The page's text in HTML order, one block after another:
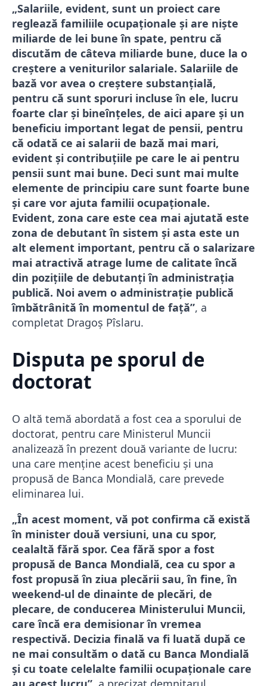
„Salariile, evident, sunt un proiect care
reglează familiile ocupaționale și are niște
miliarde de lei bune în spate, pentru că
discutăm de câteva miliarde bune, duce la o
creștere a veniturilor salariale. Salariile de
bază vor avea o creștere substanțială,
pentru că sunt sporuri incluse în ele, lucru
foarte clar și bineînțeles, de aici apare și un
beneficiu important legat de pensii, pentru
că odată ce ai salarii de bază mai mari,
evident și contribuțiile pe care le ai pentru
pensii sunt mai bune. Deci sunt mai multe
elemente de principiu care sunt foarte bune
și care vor ajuta familii ocupaționale.
Evident, zona care este cea mai ajutată este
zona de debutant în sistem și asta este un
alt element important, pentru că o salarizare
mai atractivă atrage lume de calitate încă
din pozițiile de debutanți în administrația
publică. Noi avem o administrație publică
îmbătrânită în momentul de față”, a
completat Dragoș Pîslaru.
Disputa pe sporul de
doctorat
O altă temă abordată a fost cea a sporului de
doctorat, pentru care Ministerul Muncii
analizează în prezent două variante de lucru:
una care menține acest beneficiu și una
propusă de Banca Mondială, care prevede
eliminarea lui.
„În acest moment, vă pot confirma că există
în minister două versiuni, una cu spor,
cealaltă fără spor. Cea fără spor a fost
propusă de Banca Mondială, cea cu spor a
fost propusă în ziua plecării sau, în fine, în
weekend-ul de dinainte de plecări, de
plecare, de conducerea Ministerului Muncii,
care încă era demisionar în vremea
respectivă. Decizia finală va fi luată după ce
ne mai consultăm o dată cu Banca Mondială
și cu toate celelalte familii ocupaționale care